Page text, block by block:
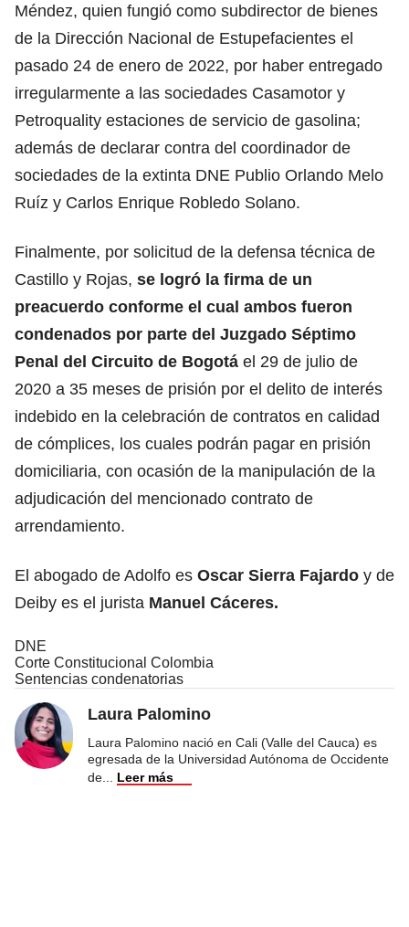
Méndez, quien fungió como subdirector de bienes
de la Dirección Nacional de Estupefacientes el
pasado 24 de enero de 2022, por haber entregado
irregularmente a las sociedades Casamotor y
Petroquality estaciones de servicio de gasolina;
además de declarar contra del coordinador de
sociedades de la extinta DNE Publio Orlando Melo
Ruíz y Carlos Enrique Robledo Solano.
Finalmente, por solicitud de la defensa técnica de
Castillo y Rojas, se logró la firma de un
preacuerdo conforme el cual ambos fueron
condenados por parte del Juzgado Séptimo
Penal del Circuito de Bogotá el 29 de julio de
2020 a 35 meses de prisión por el delito de interés
indebido en la celebración de contratos en calidad
de cómplices, los cuales podrán pagar en prisión
domiciliaria, con ocasión de la manipulación de la
adjudicación del mencionado contrato de
arrendamiento.
El abogado de Adolfo es Oscar Sierra Fajardo y de
Deiby es el jurista Manuel Cáceres.
DNE
Corte Constitucional Colombia
Sentencias condenatorias
Laura Palomino
Laura Palomino nació en Cali (Valle del Cauca) es
egresada de la Universidad Autónoma de Occidente
de
Leer más